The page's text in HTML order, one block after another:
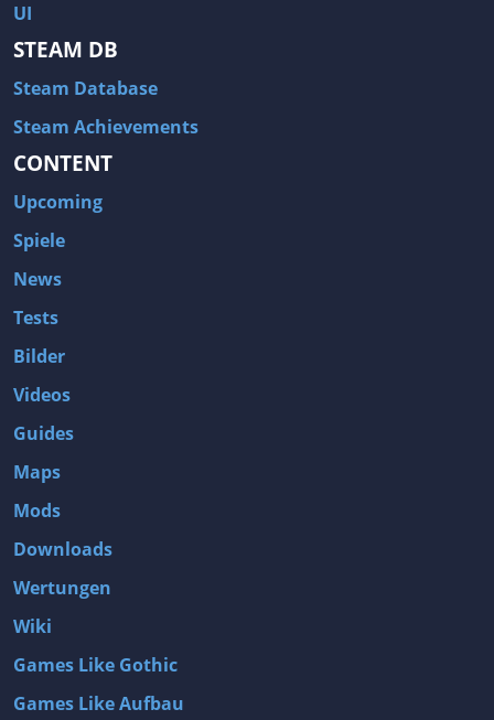
UI
STEAM DB
Steam Database
Steam Achievements
CONTENT
Upcoming
Spiele
News
Tests
Bilder
Videos
Guides
Maps
Mods
Downloads
Wertungen
Wiki
Games Like Gothic
Games Like Aufbau